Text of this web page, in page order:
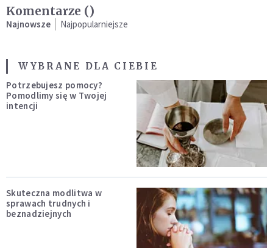
Komentarze ()
Najnowsze Najpopularniejsze
WYBRANE DLA CIEBIE
Potrzebujesz pomocy?
Pomodlimy się w Twojej
intencji
Skuteczna modlitwa w
sprawach trudnych i
beznadziejnych